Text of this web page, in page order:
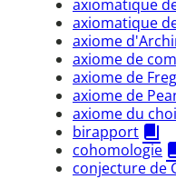
axiomatique
axiomatique
axiome
axiome de
axiome de
axiome de
axiome du
birapport
cohomologie
conjecture de